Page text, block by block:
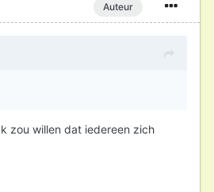
Auteur
zou willen dat iedereen zich